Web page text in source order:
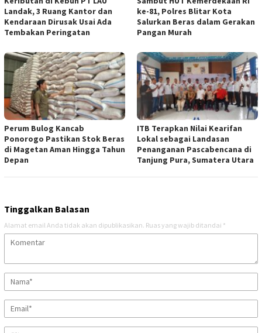
Landak, 3 Ruang Kantor dan
Kendaraan Dirusak Usai Ada
Tembakan Peringatan
ke-81, Polres Blitar Kota
Salurkan Beras dalam Gerakan
Pangan Murah
Perum Bulog Kancab
Ponorogo Pastikan Stok Beras
di Magetan Aman Hingga Tahun
Depan
ITB Terapkan Nilai Kearifan
Lokal sebagai Landasan
Penanganan Pascabencana di
Tanjung Pura, Sumatera Utara
Tinggalkan Balasan
Alamat email Anda tidak akan dipublikasikan. Ruas yang wajib ditandai *